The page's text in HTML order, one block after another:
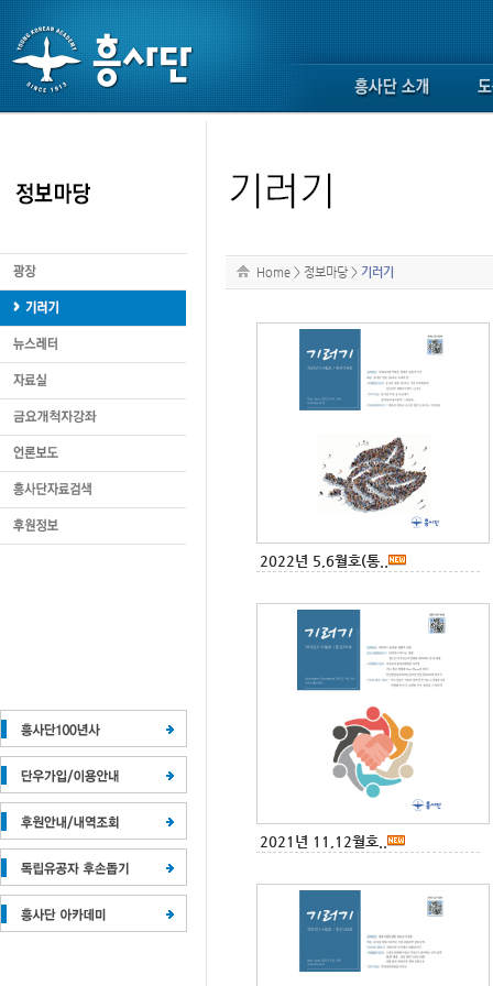
Home > 정보마당 > 기러기
2022년 5,6월호(통..
2021년 11,12월호..